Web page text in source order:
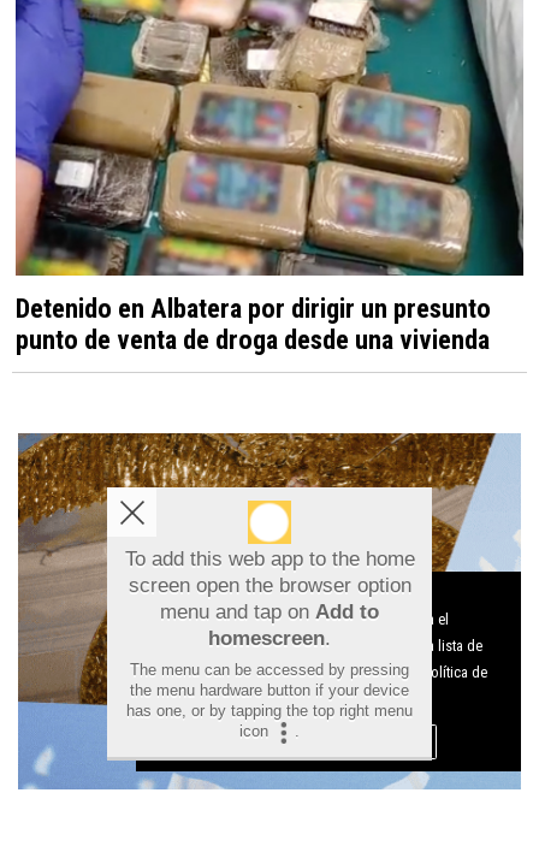
Detenido en Albatera por dirigir un presunto
punto de venta de droga desde una vivienda
To add this web app to the home
screen open the browser option
menu and tap on Add to
homescreen.
The menu can be accessed by pressing
the menu hardware button if your device
has one, or by tapping the top right menu
icon
.
Aviso sobre el Uso de cookies:
Utilizamos cookies nuestras y de terceros para el
funcionamiento del digital. Puedes consultar la lista de
cookies y como desconectarlas. Ver nuestra Política de
Privacidad y Cookies
Aceptar Cookies